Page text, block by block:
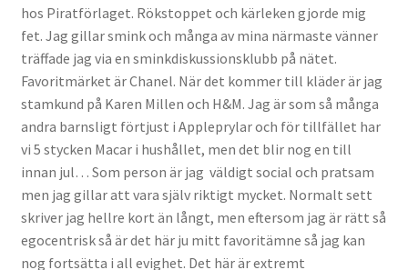
hos Piratförlaget. Rökstoppet och kärleken gjorde mig
fet. Jag gillar smink och många av mina närmaste vänner
träffade jag via en sminkdiskussionsklubb på nätet.
Favoritmärket är Chanel. När det kommer till kläder är jag
stamkund på Karen Millen och H&M. Jag är som så många
andra barnsligt förtjust i Appleprylar och för tillfället har
vi 5 stycken Macar i hushållet, men det blir nog en till
innan jul… Som person är jag väldigt social och pratsam
men jag gillar att vara själv riktigt mycket. Normalt sett
skriver jag hellre kort än långt, men eftersom jag är rätt så
egocentrisk så är det här ju mitt favoritämne så jag kan
nog fortsätta i all evighet. Det här är extremt